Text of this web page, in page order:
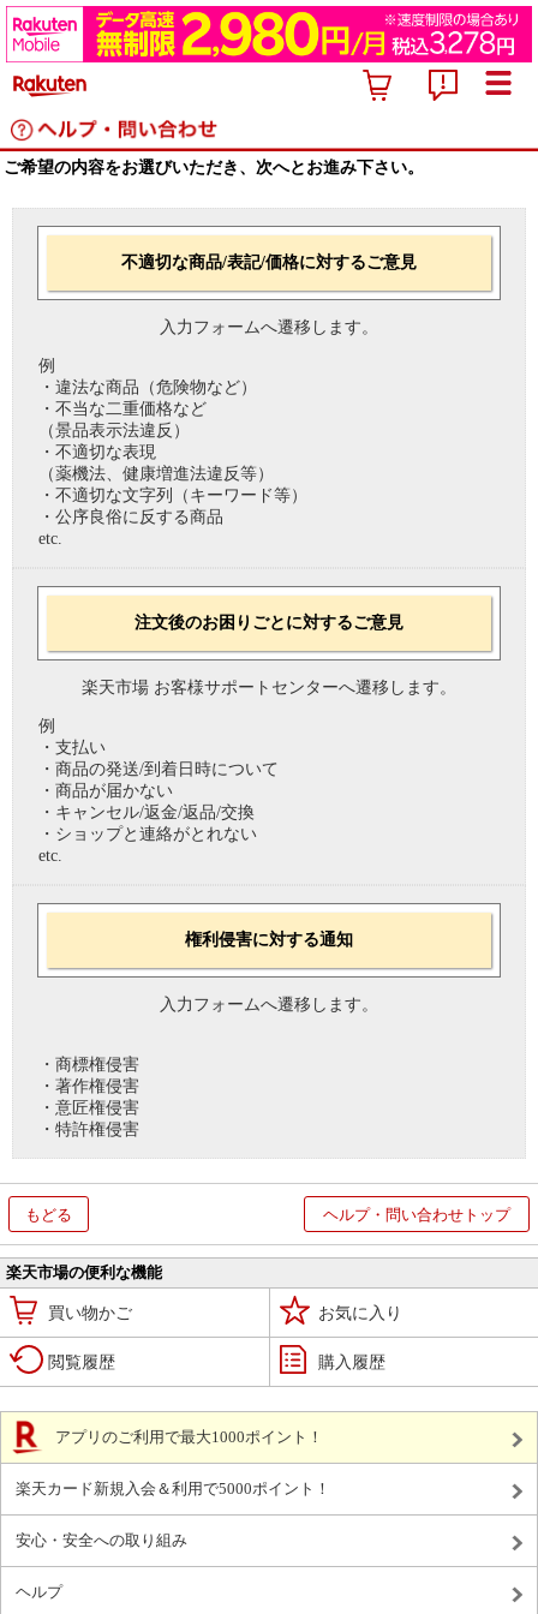
ご希望の内容をお選びいただき、次へとお進み下さい。
不適切な商品/表記/価格に対するご意見
入力フォームへ遷移します。
例
・違法な商品（危険物など）
・不当な二重価格など
（景品表示法違反）
・不適切な表現
（薬機法、健康増進法違反等）
・不適切な文字列（キーワード等）
・公序良俗に反する商品
etc.
注文後のお困りごとに対するご意見
楽天市場 お客様サポートセンターへ遷移します。
例
・支払い
・商品の発送/到着日時について
・商品が届かない
・キャンセル/返金/返品/交換
・ショップと連絡がとれない
etc.
権利侵害に対する通知
入力フォームへ遷移します。
・商標権侵害
・著作権侵害
・意匠権侵害
・特許権侵害
もどる ヘルプ・問い合わせトップ
楽天市場の便利な機能
買い物かご お気に入り
閲覧履歴 購入履歴
アプリのご利用で最大1000ポイント！
楽天カード新規入会＆利用で5000ポイント！
安心・安全への取り組み
ヘルプ